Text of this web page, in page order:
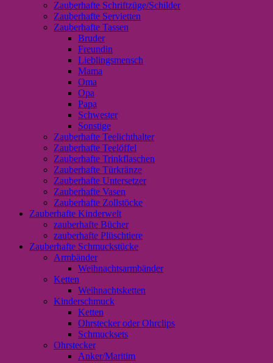
Zauberhafte Schriftzüge/Schilder
Zauberhafte Servietten
Zauberhafte Tassen
Bruder
Freundin
Lieblingsmensch
Mama
Oma
Opa
Papa
Schwester
Sonstige
Zauberhafte Teelichthalter
Zauberhafte Teelöffel
Zauberhafte Trinkflaschen
Zauberhafte Türkränze
Zauberhafte Untersetzer
Zauberhafte Vasen
Zauberhafte Zollstöcke
Zauberhafte Kinderwelt
zauberhafte Bücher
zauberhafte Plüschtiere
Zauberhafte Schmuckstücke
Armbänder
Weihnachtsarmbänder
Ketten
Weihnachtsketten
Kinderschmuck
Ketten
Ohrstecker oder Ohrclips
Schmucksets
Ohrstecker
Anker/Maritim